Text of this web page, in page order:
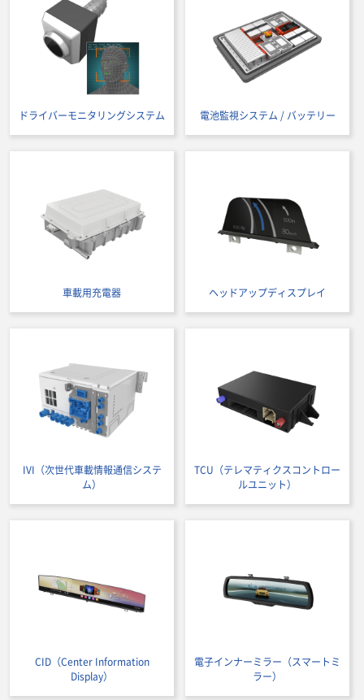
ドライバーモニタリングシステム 電池監視システム / バッテリー
車載用充電器 ヘッドアップディスプレイ
IVI（次世代車載情報通信システ
ム）
TCU（テレマティクスコントロー
ルユニット）
CID（Center Information
Display）
電子インナーミラー（スマートミ
ラー）